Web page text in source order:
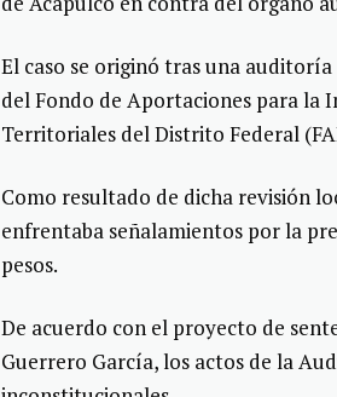
El caso se originó tras una
del Fondo de Aportaciones para la
Territoriales del Distrito Federal
Como resultado de dicha revisión
enfrentaba señalamientos por la
pesos.
De acuerdo con el proyecto de
Guerrero García, los actos de la